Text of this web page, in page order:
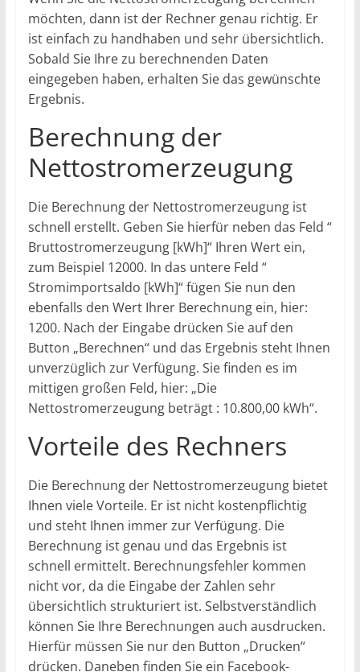
möchten, dann ist der Rechner genau richtig. Er
ist einfach zu handhaben und sehr übersichtlich.
Sobald Sie Ihre zu berechnenden Daten
eingegeben haben, erhalten Sie das gewünschte
Ergebnis.
Berechnung der
Nettostromerzeugung
Die Berechnung der Nettostromerzeugung ist
schnell erstellt. Geben Sie hierfür neben das Feld “
Bruttostromerzeugung [kWh]“ Ihren Wert ein,
zum Beispiel 12000. In das untere Feld “
Stromimportsaldo [kWh]“ fügen Sie nun den
ebenfalls den Wert Ihrer Berechnung ein, hier:
1200. Nach der Eingabe drücken Sie auf den
Button „Berechnen“ und das Ergebnis steht Ihnen
unverzüglich zur Verfügung. Sie finden es im
mittigen großen Feld, hier: „Die
Nettostromerzeugung beträgt : 10.800,00 kWh“.
Vorteile des Rechners
Die Berechnung der Nettostromerzeugung bietet
Ihnen viele Vorteile. Er ist nicht kostenpflichtig
und steht Ihnen immer zur Verfügung. Die
Berechnung ist genau und das Ergebnis ist
schnell ermittelt. Berechnungsfehler kommen
nicht vor, da die Eingabe der Zahlen sehr
übersichtlich strukturiert ist. Selbstverständlich
können Sie Ihre Berechnungen auch ausdrucken.
Hierfür müssen Sie nur den Button „Drucken“
drücken. Daneben finden Sie ein Facebook-